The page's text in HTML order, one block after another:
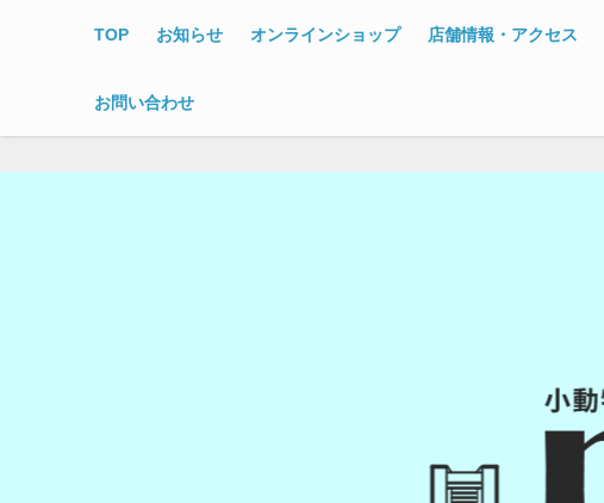
TOP お知らせ オンラインショップ 店舗情報・アクセス
お問い合わせ